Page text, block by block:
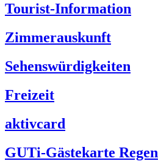
Tourist-Information
Zimmerauskunft
Sehenswürdigkeiten
Freizeit
aktivcard
GUTi-Gästekarte Regen